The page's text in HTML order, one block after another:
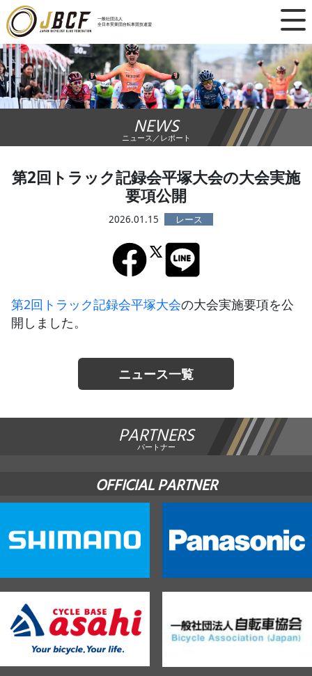
一般社団法人
全日本実業団自転車競技連盟
×
ニュース
レース日程
ランキング
チーム・選手
競技ガイド
加盟・登録
エントリー
NEWS
ニュース／レポート
第2回トラック記録会平塚大会の大会実施
要項公開
2026.01.15
第2回トラック記録会平塚大会の大会実施要項を公
開しました。
ニュース一覧
PARTNERS
パートナー
OFFICIAL PARTNER